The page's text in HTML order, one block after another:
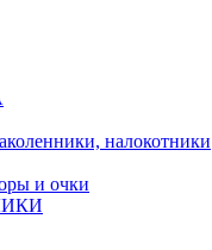
налокотники
и очки